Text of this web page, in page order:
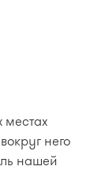
местах
него
нашей